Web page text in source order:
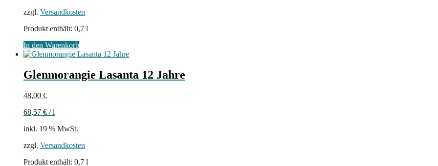
zzgl. Versandkosten
Produkt enthält: 0,7 l
In den Warenkorb
Glenmorangie Lasanta 12 Jahre
48,00 €
68,57 € /l
inkl. 19 % MwSt.
zzgl. Versandkosten
Produkt enthält: 0,7 l